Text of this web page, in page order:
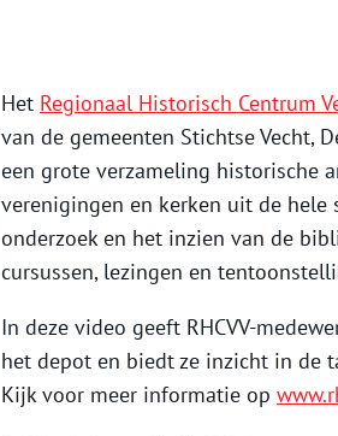
Het Regionaal Historisch Centrum
van de gemeenten Stichtse Vecht,
een grote verzameling historische
verenigingen en kerken uit de hele
onderzoek en het inzien van de
cursussen, lezingen en
In deze video geeft RHCVV-
het depot en biedt ze inzicht in de
Kijk voor meer informatie op